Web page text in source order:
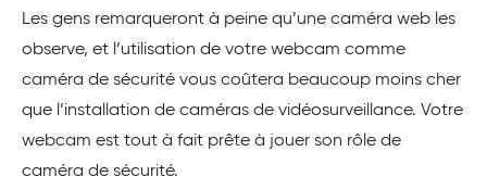
Les gens remarqueront à peine qu’une caméra web les
observe, et l’utilisation de votre webcam comme
caméra de sécurité vous coûtera beaucoup moins cher
que l’installation de caméras de vidéosurveillance. Votre
webcam est tout à fait prête à jouer son rôle de
caméra de sécurité.